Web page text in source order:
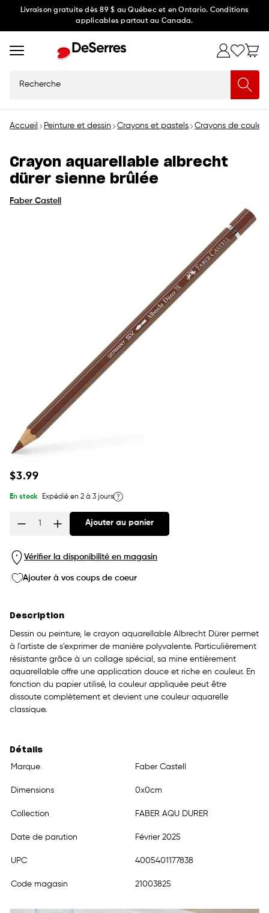
Ignorer
au
Livraison gratuite dès 89 $ au Québec et en Ontario. Conditions
applicables partout au Canada.
Accueil Peinture et dessin Crayons et pastels Crayons de
Crayon aquarellable albrecht
dürer sienne brûlée
Faber Castell
Prix
$3.99
En stock Expédié en 2 à 3 jours
Ajouter au panier
Vérifier la disponibilité en magasin
Ajouter à vos coups de coeur
Description
Dessin ou peinture, le crayon aquarellable Albrecht Dürer permet
à l'artiste de s'exprimer de manière polyvalente. Particulièrement
résistante grâce à un collage spécial, sa mine entièrement
aquarellable offre une application douce et riche en couleur. En
fonction du papier utilisé, la couleur appliquée peut être
dissoute complètement et devient une couleur aquarelle
classique.
Détails
Marque
Faber Castell
Dimensions 0x0cm
Collection FABER AQU DURER
Date de parution Février 2025
UPC 4005401177838
Code magasin 21003825